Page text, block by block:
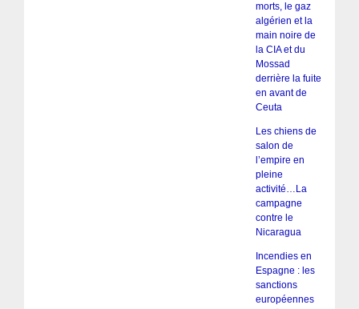
morts, le gaz
algérien et la
main noire de
la CIA et du
Mossad
derrière la fuite
en avant de
Ceuta
Les chiens de
salon de
l’empire en
pleine
activité…La
campagne
contre le
Nicaragua
Incendies en
Espagne : les
sanctions
européennes